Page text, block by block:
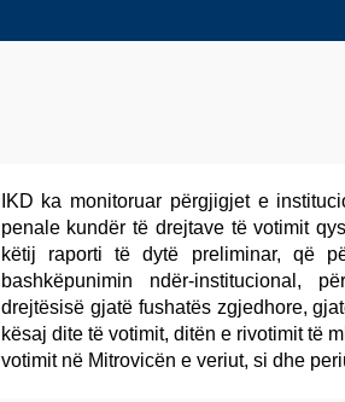
IKD ka monitoruar përgjigjet e
penale kundër të drejtave të votimit
këtij raporti të dytë preliminar, që
bashkëpunimin ndër-institucional,
drejtësisë gjatë fushatës zgjedhore,
kësaj dite të votimit, ditën e rivotimit të
votimit në Mitrovicën e veriut, si dhe